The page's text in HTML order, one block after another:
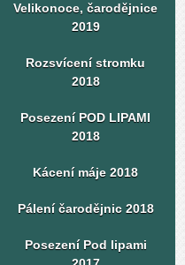
Velikonoce, čarodějnice
2019
Rozsvícení stromku
2018
Posezení POD LIPAMI
2018
Kácení máje 2018
Pálení čarodějnic 2018
Posezení Pod lipami